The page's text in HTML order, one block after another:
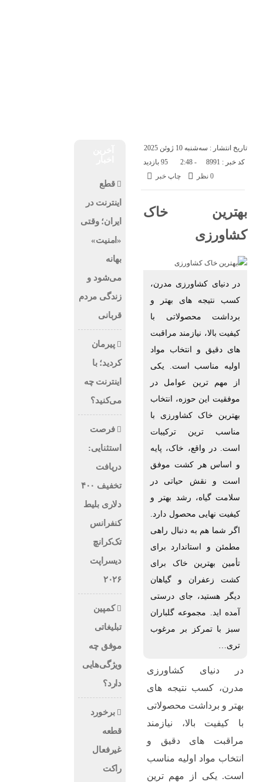
تاریخ انتشار : سه‌شنبه 10 ژوئن 2025
- 2:48
95 بازدید
کد خبر : 8991
چاپ خبر
0 نظر
بهترین خاک
کشاورزی
در دنیای کشاورزی مدرن،
کسب نتیجه‌ های بهتر و
برداشت محصولاتی با
کیفیت بالا، نیازمند مراقبت‌
های دقیق و انتخاب مواد
اولیه مناسب است. یکی
از مهم ‌ترین عوامل در
موفقیت این حوزه، انتخاب
بهترین خاک کشاورزی با
مناسب‌ ترین ترکیبات
است. در واقع، خاک، پایه
و اساس هر کشت موفق
است و نقش حیاتی در
سلامت گیاه، رشد بهتر و
کیفیت نهایی محصول دارد.
اگر شما هم به دنبال راهی
مطمئن و استاندارد برای
تأمین بهترین خاک برای
کشت زعفران و گیاهان
دیگر هستید، جای درستی
آمده‌ اید. مجموعه گلباران
سبز با تمرکز بر مرغوب‌
تری…
در دنیای کشاورزی
مدرن، کسب نتیجه‌ های
بهتر و برداشت محصولاتی
با کیفیت بالا، نیازمند
مراقبت‌ های دقیق و
انتخاب مواد اولیه مناسب
است. یکی از مهم ‌ترین
قطع
اینترنت در
ایران؛ وقتی
«امنیت»
بهانه
می‌شود و
زندگی مردم
قربانی
پیرمان
کردید؛ با
اینترنت چه
می‌کنید؟
فرصت
استثنایی:
دریافت
تخفیف ۴۰۰
دلاری بلیط
کنفرانس
تک‌کرانچ
دیسراپت
۲۰۲۶
کمپین
تبلیغاتی
موفق چه
ویژگی‌هایی
دارد؟
برخورد
قطعه
غیرفعال
راکت